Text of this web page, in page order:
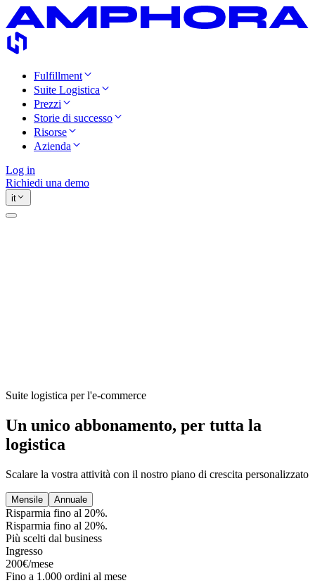
Fulfillment
Suite Logistica
Prezzi
Storie di successo
Risorse
Azienda
Log in
Richiedi una demo
it
Suite logistica per l'e-commerce
Un unico abbonamento, per tutta la
logistica
Scalare la vostra attività con il nostro piano di crescita personalizzato
Mensile Annuale
Risparmia fino al 20%.
Risparmia fino al 20%.
Più scelti dal business
Ingresso
200€/mese
Fino a 1.000 ordini al mese